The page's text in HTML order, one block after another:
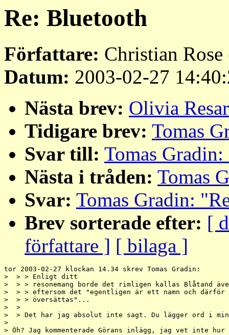
Re: Bluetooth
Författare: Christian Rose
Datum: 2003-02-27
Nästa brev: Olivia
Tidigare brev: Tomas
Svar till: Tomas
Nästa i tråden: Tomas
Svar: Tomas Gradin:
Brev sorterade efter: [
författare ] [ bilaga ]
tor 2003-02-27 klockan 14.34 skrev Tomas Gradin:
>  > > Enligt ditt
>  > > resonemang borde det rimligen kallas Blåtand
>  > > eftersom det "egentligen är ett namn och
>  > > översättas"...
>  >
>  > Det har jag absolut inte sagt. Du lägger ord i min
>
> Öh? Jag kommenterade Görans inlägg, jag vet inte